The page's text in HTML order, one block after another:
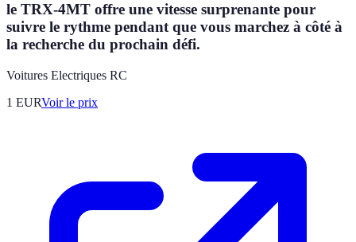
le TRX-4MT offre une vitesse surprenante pour
suivre le rythme pendant que vous marchez à côté à
la recherche du prochain défi.
Voitures Electriques RC
1 EURVoir le prix